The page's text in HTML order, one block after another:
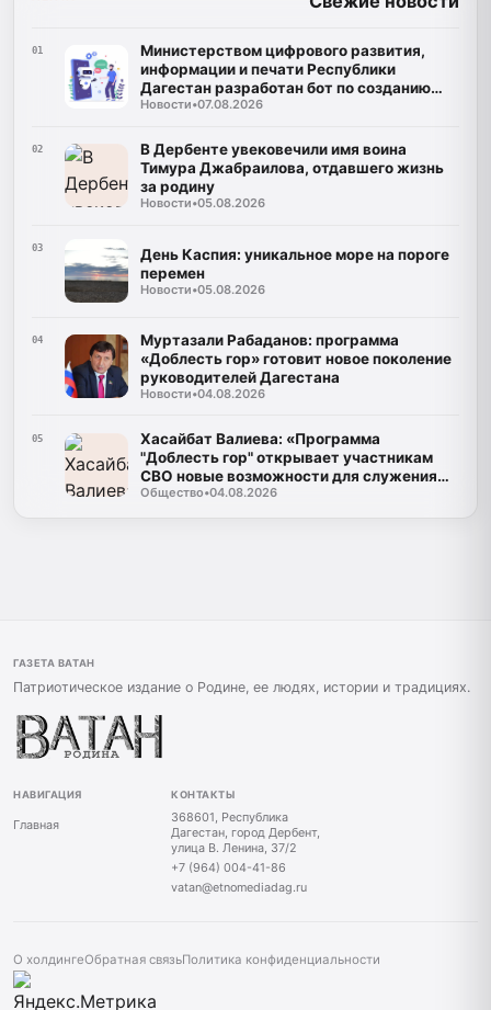
01
Министерством цифрового развития,
информации и печати Республики
Дагестан разработан бот по созданию
корпусов национальных языков народов
Новости•07.08.2026
02
В Дербенте увековечили имя воина
Тимура Джабраилова, отдавшего жизнь
за родину
Новости•05.08.2026
03
День Каспия: уникальное море на пороге
перемен
Новости•05.08.2026
04
Муртазали Рабаданов: программа
«Доблесть гор» готовит новое поколение
руководителей Дагестана
Новости•04.08.2026
05
Хасайбат Валиева: «Программа
"Доблесть гор" открывает участникам
СВО новые возможности для служения
Дагестану»
Общество•04.08.2026
ГАЗЕТА ВАТАН
Патриотическое издание о Родине, ее людях, истории и традициях.
НАВИГАЦИЯ
Главная
КОНТАКТЫ
368601, Республика
Дагестан, город Дербент,
улица В. Ленина, 37/2
+7 (964) 004-41-86
vatan@etnomediadag.ru
О холдингеОбратная связьПолитика конфиденциальности